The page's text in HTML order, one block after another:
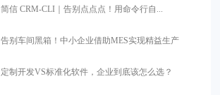
简信 CRM-CLI｜告别点点点！用命令行自...
告别车间黑箱！中小企业借助MES实现精益生产
定制开发VS标准化软件，企业到底该怎么选？